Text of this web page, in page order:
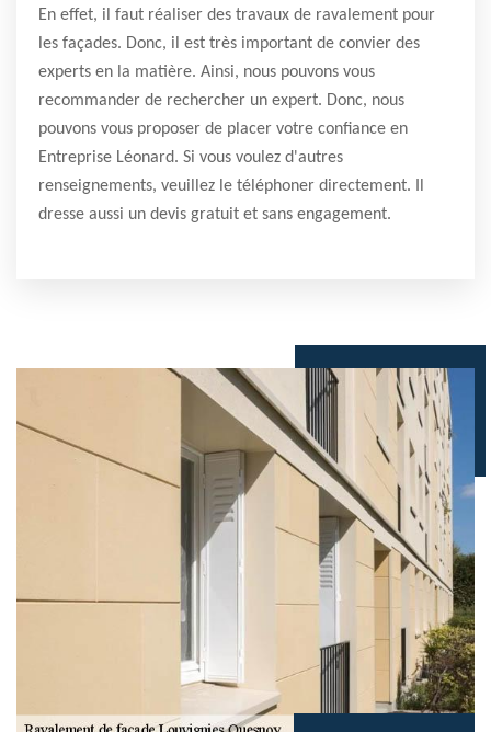
En effet, il faut réaliser des travaux de ravalement pour
les façades. Donc, il est très important de convier des
experts en la matière. Ainsi, nous pouvons vous
recommander de rechercher un expert. Donc, nous
pouvons vous proposer de placer votre confiance en
Entreprise Léonard. Si vous voulez d'autres
renseignements, veuillez le téléphoner directement. Il
dresse aussi un devis gratuit et sans engagement.